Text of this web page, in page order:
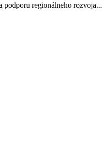
regionálneho rozvoja...